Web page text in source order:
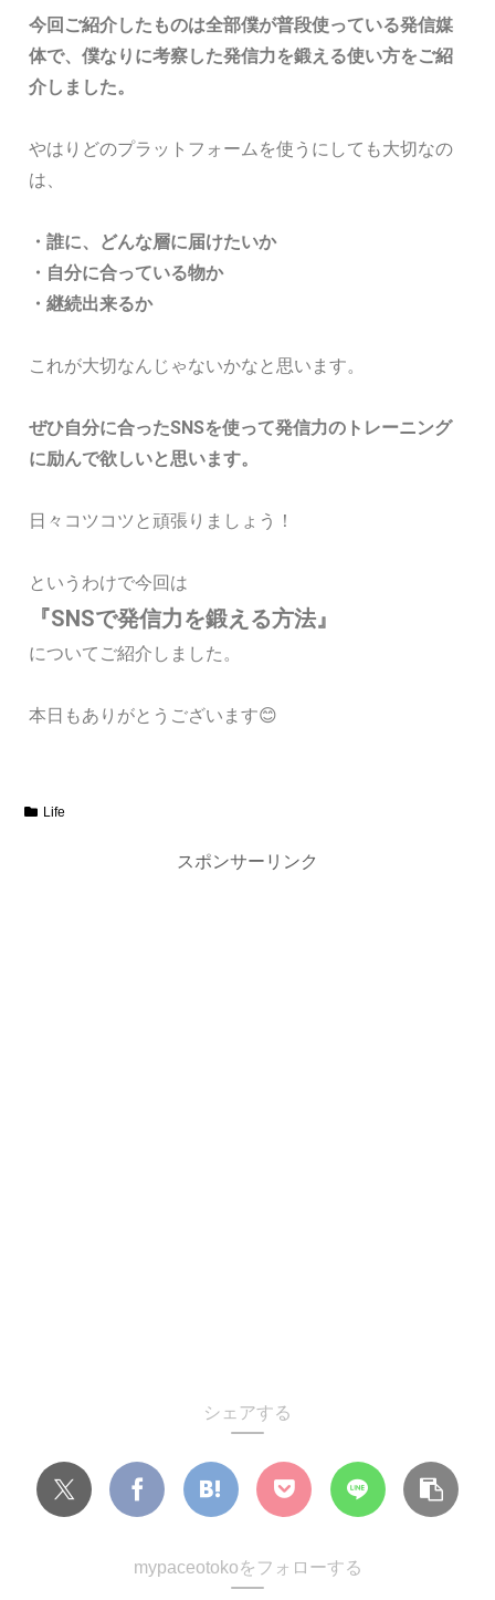
今回ご紹介したものは全部僕が普段使っている発信媒
体で、僕なりに考察した発信力を鍛える使い方をご紹
介しました。
やはりどのプラットフォームを使うにしても大切なの
は、
・誰に、どんな層に届けたいか
・自分に合っている物か
・継続出来るか
これが大切なんじゃないかなと思います。
ぜひ自分に合ったSNSを使って発信力のトレーニング
に励んで欲しいと思います。
日々コツコツと頑張りましょう！
というわけで今回は
『SNSで発信力を鍛える方法』
についてご紹介しました。
本日もありがとうございます😊
Life
スポンサーリンク
シェアする
mypaceotokoをフォローする